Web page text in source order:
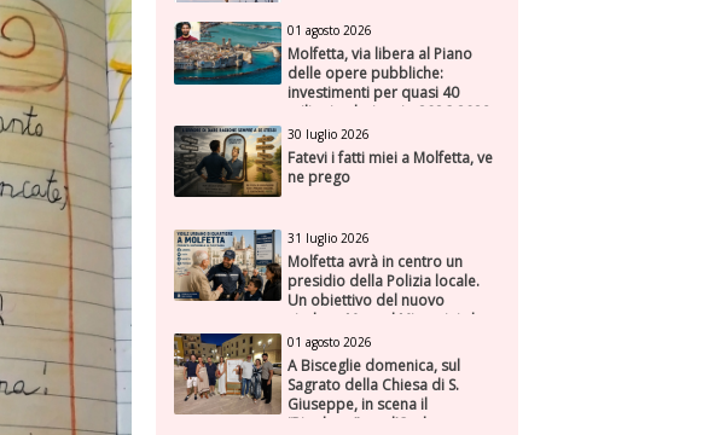
01 agosto 2026
Molfetta, via libera al Piano
delle opere pubbliche:
investimenti per quasi 40
milioni nel triennio 2026-2028
30 luglio 2026
Fatevi i fatti miei a Molfetta, ve
ne prego
31 luglio 2026
Molfetta avrà in centro un
presidio della Polizia locale.
Un obiettivo del nuovo
sindaco Manuel Minervini che
diviene realtà, con la speranza
di maggiore efficienza e
presenza sul territorio
01 agosto 2026
A Bisceglie domenica, sul
Sagrato della Chiesa di S.
Giuseppe, in scena il
“Rigoletto” con l’Orchestra